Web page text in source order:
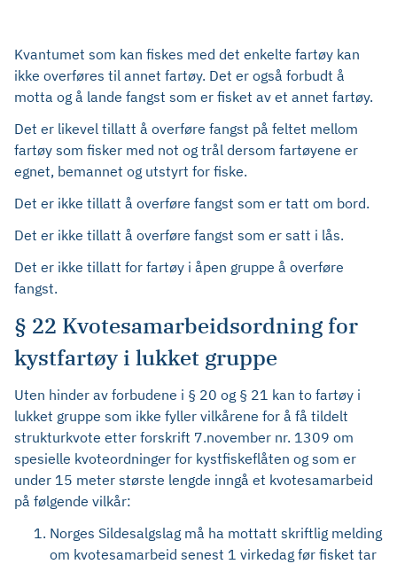
Kvantumet som kan fiskes med det enkelte fartøy kan
ikke overføres til annet fartøy. Det er også forbudt å
motta og å lande fangst som er fisket av et annet fartøy.
Det er likevel tillatt å overføre fangst på feltet mellom
fartøy som fisker med not og trål dersom fartøyene er
egnet, bemannet og utstyrt for fiske.
Det er ikke tillatt å overføre fangst som er tatt om bord.
Det er ikke tillatt å overføre fangst som er satt i lås.
Det er ikke tillatt for fartøy i åpen gruppe å overføre
fangst.
§ 22 Kvotesamarbeidsordning for
kystfartøy i lukket gruppe
Uten hinder av forbudene i § 20 og § 21 kan to fartøy i
lukket gruppe som ikke fyller vilkårene for å få tildelt
strukturkvote etter forskrift 7.november nr. 1309 om
spesielle kvoteordninger for kystfiskeflåten og som er
under 15 meter største lengde inngå et kvotesamarbeid
på følgende vilkår:
Norges Sildesalgslag må ha mottatt skriftlig melding
om kvotesamarbeid senest 1 virkedag før fisket tar